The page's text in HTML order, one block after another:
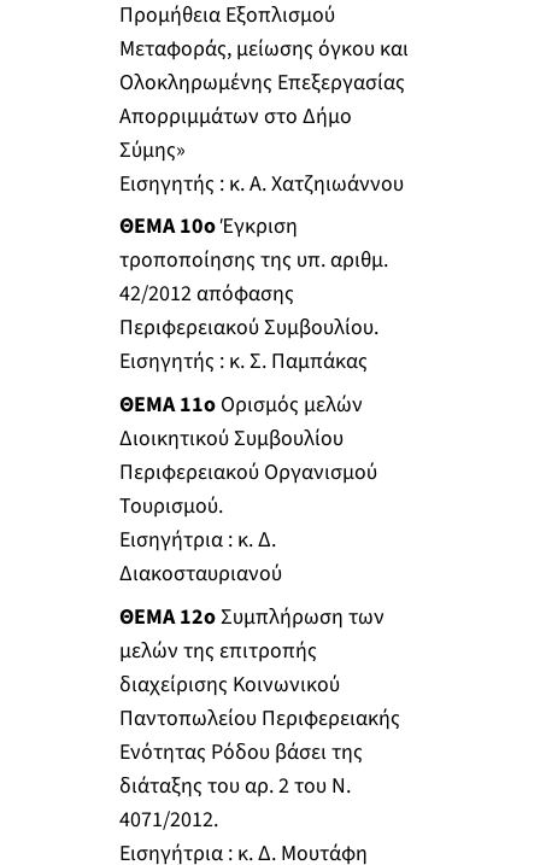
Προμήθεια Εξοπλισμού
Μεταφοράς, μείωσης όγκου και
Ολοκληρωμένης Επεξεργασίας
Απορριμμάτων στο Δήμο
Σύμης»
Εισηγητής : κ. Α. Χατζηιωάννου
ΘΕΜΑ 10οΈγκριση
τροποποίησης της υπ. αριθμ.
42/2012 απόφασης
Περιφερειακού Συμβουλίου.
Εισηγητής : κ. Σ. Παμπάκας
ΘΕΜΑ 11οΟρισμός μελών
Διοικητικού Συμβουλίου
Περιφερειακού Οργανισμού
Τουρισμού.
Εισηγήτρια : κ. Δ.
Διακοσταυριανού
ΘΕΜΑ 12οΣυμπλήρωση των
μελών της επιτροπής
διαχείρισης Κοινωνικού
Παντοπωλείου Περιφερειακής
Ενότητας Ρόδου βάσει της
διάταξης του αρ. 2 του Ν.
4071/2012.
Εισηγήτρια : κ. Δ. Μουτάφη